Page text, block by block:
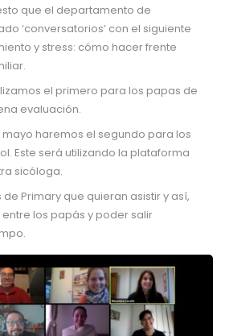
que el departamento de
‘conversatorios’ con el siguiente
y stress: cómo hacer frente
el primero para los papas de
evaluación.
mayo haremos el segundo para los
Este será utilizando la plataforma
sicóloga.
Primary que quieran asistir y así,
los papás y poder salir